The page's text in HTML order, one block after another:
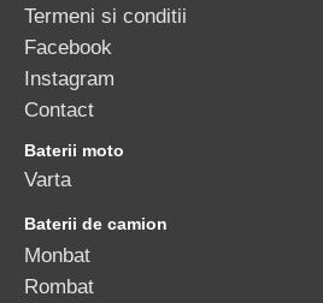
Termeni si conditii
Facebook
Instagram
Contact
Baterii moto
Varta
Baterii de camion
Monbat
Rombat